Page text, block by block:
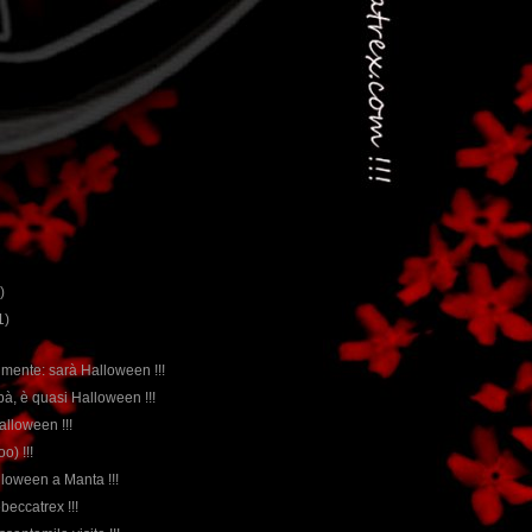
sarà Halloween !!!
è quasi Halloween !!!
!!!
!!!
a Manta !!!
!!!